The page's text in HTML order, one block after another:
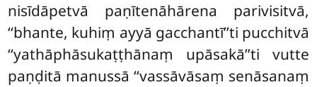
nisīdāpetvā paṇītenāhārena parivisitvā,
‘‘bhante, kuhiṃ ayyā gacchantī’’ti pucchitvā
‘‘yathāphāsukaṭṭhānaṃ upāsakā’’ti vutte
paṇḍitā manussā ‘‘vassāvāsaṃ senāsanaṃ